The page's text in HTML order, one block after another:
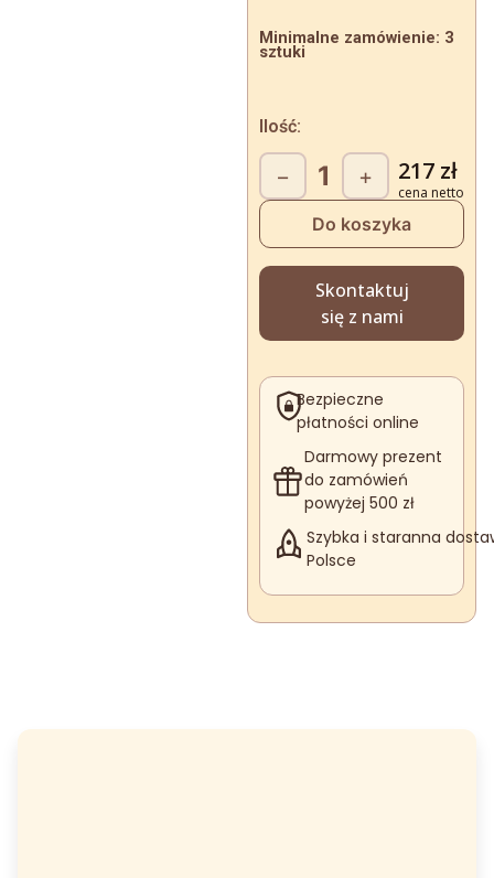
Minimalne zamówienie: 3
sztuki
Ilość:
217 zł
−
ilość
Berlin
+
Do koszyka
Skontaktuj
się z nami
Bezpieczne
płatności online
Darmowy prezent
do zamówień
powyżej 500 zł
Szybka i staranna
Polsce